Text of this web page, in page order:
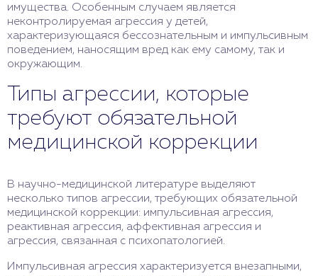
имущества. Особенным случаем является
неконтролируемая агрессия у детей,
характеризующаяся бессознательным и импульсивным
поведением, наносящим вред как ему самому, так и
окружающим.
Типы агрессии, которые
требуют обязательной
медицинской коррекции
В научно-медицинской литературе выделяют
несколько типов агрессии, требующих обязательной
медицинской коррекции: импульсивная агрессия,
реактивная агрессия, аффективная агрессия и
агрессия, связанная с психопатологией.
Импульсивная агрессия характеризуется внезапными,